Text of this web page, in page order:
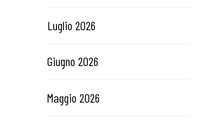
Luglio 2026
Giugno 2026
Maggio 2026